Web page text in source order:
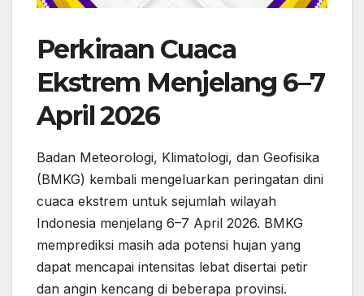
Perkiraan Cuaca
Ekstrem Menjelang 6–7
April 2026
Badan Meteorologi, Klimatologi, dan Geofisika
(BMKG) kembali mengeluarkan peringatan dini
cuaca ekstrem untuk sejumlah wilayah
Indonesia menjelang 6–7 April 2026. BMKG
memprediksi masih ada potensi hujan yang
dapat mencapai intensitas lebat disertai petir
dan angin kencang di beberapa provinsi.